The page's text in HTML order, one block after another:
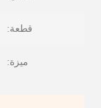
قطعة:
ميزة: